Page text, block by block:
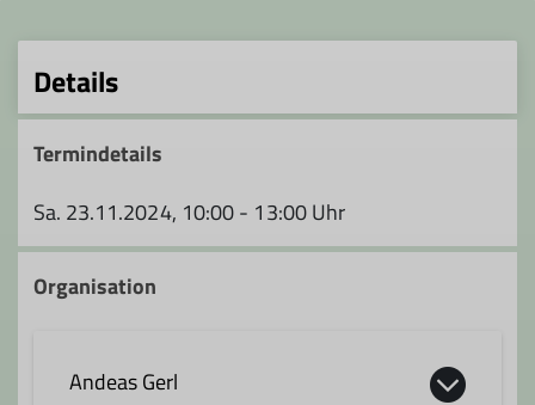
Details
Termindetails
Sa. 23.11.2024, 10:00 - 13:00 Uhr
Organisation
Andeas Gerl